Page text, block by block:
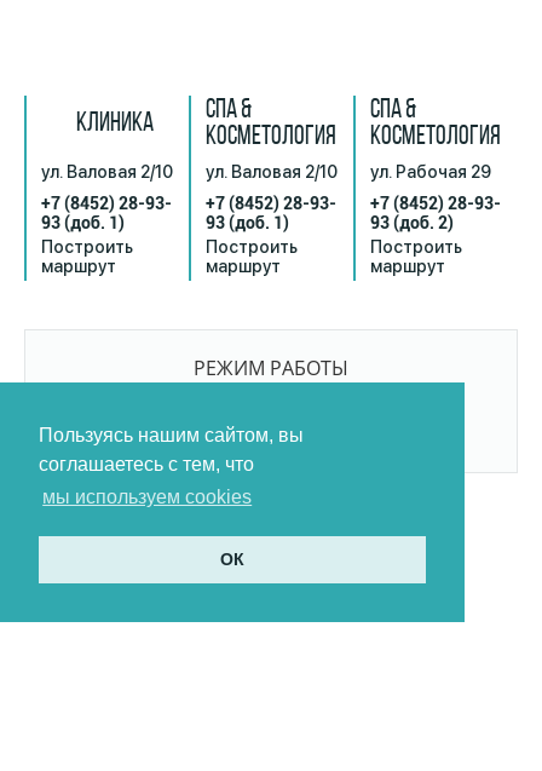
Пользуясь нашим сайтом, вы
соглашаетесь с тем, что
мы используем cookies
ОК
КЛИНИКА
ул. Валовая 2/10
+7 (8452) 28-93-
93(доб. 1)
Построить
маршрут
СПА &
КОСМЕТОЛОГИЯ
ул. Валовая 2/10
+7 (8452) 28-93-
93(доб. 1)
Построить
маршрут
СПА &
КОСМЕТОЛОГИЯ
ул. Рабочая 29
+7 (8452) 28-93-
93(доб. 2)
Построить
маршрут
РЕЖИМ РАБОТЫ
БЕЗ ПЕРЕРЫВОВ И ВЫХОДНЫХ